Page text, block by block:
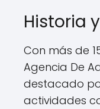
Historia
Con más de
Agencia De
destacado
actividades